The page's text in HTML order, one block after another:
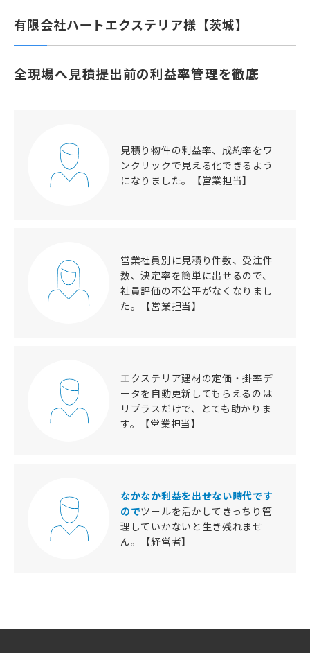
有限会社ハートエクステリア様【茨城】
全現場へ見積提出前の利益率管理を徹底
見積り物件の利益率、成約率をワ
ンクリックで見える化できるよう
になりました。【営業担当】
営業社員別に見積り件数、受注件
数、決定率を簡単に出せるので、
社員評価の不公平がなくなりまし
た。【営業担当】
エクステリア建材の定価・掛率デ
ータを自動更新してもらえるのは
リプラスだけで、とても助かりま
す。【営業担当】
なかなか利益を出せない時代です
のでツールを活かしてきっちり管
理していかないと生き残れませ
ん。【経営者】